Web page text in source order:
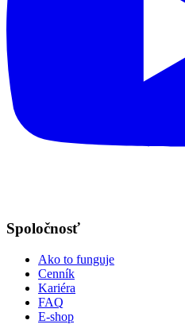
Spoločnosť
Ako to funguje
Cenník
Kariéra
FAQ
E-shop